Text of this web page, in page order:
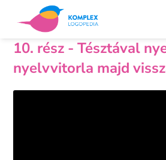
10. rész - Tésztával
nyelvvitorla majd